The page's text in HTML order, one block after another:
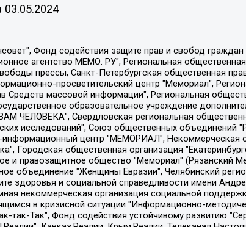
03.05.2024
ответственностью "Ромашки монолит", Важенков Артем Валерьевич, Ивановская областная общественная организация "Центр гендерных исследований", Гурман Юрий Альбертович, Медиапроект "ОВД-Инфо", Егоров Владимир Владимирович, Жилинский Владимир Александрович, Общество с ограниченной ответственностью "ЗП", Иванова София Юрьевна, Карезина Инна Павловна, Кильтау Екатерина Викторовна, Петров Алексей Викторович, Пискунов Сергей Евгеньевич, Смирнов Сергей Сергеевич, Тихонов Михаил Сергеевич, Общество с ограниченной ответственностью "ЖУРНАЛИСТ-ИНОСТРАННЫЙ АГЕНТ", Арапова Галина Юрьевна, Вольтская Татьяна Анатольевна, Американская компания "Mason G.E.S. Anonymous Foundation" (США), являющаяся владельцем интернет-издания https://mnews.world/, Компания "Stichting Bellingcat", зарегистрированная в Нидерландах (дата регистрации 11.07.2018), Захаров Андрей Вячеславович, Клепиковская Екатерина Дмитриевна, Общество с ограниченной ответственностью "МЕМО", Перл Роман Александрович, Симонов Евгений Алексеевич, Соловьева Елена Анатольевна, Сотников Даниил Владимирович, Сурначева Елизавета Дмитриевна, Автономная некоммерческая организация по защите прав человека и информированию населения "Якутия – Наше Мнение", Общество с ограниченной ответственностью "Москоу диджитал медиа", с 26.01.2023 Общество с ограниченной ответственностью "Чайка Белые сады", Ветошкина Валерия Валерьевна, Заговора Максим Александрович, Межрегиональное общественное движение "Российская ЛГБТ - сеть", Оленичев Максим Владимирович, Павлов Иван Юрьевич, Скворцова Елена Сергеевна, Общество с ограниченной ответственностью "Как бы инагент", Кочетков Игорь Викторович, Общество с ограниченной ответственностью "Честные выборы", Еланчик Олег Александрович, Общество с ограниченной ответственностью "Нобелевский призыв", Гималова Регина Эмилевна, Григорьев Андрей Валерьевич, Григорьева Алина Александровна, Ассоциация по содействию защите прав призывников, альтернативнослужащих и военнослужащих "Правозащитная группа "Гражданин.Армия.Право", Хисамова Регина Фаритовна, Автономная некоммерческая организация по реализации социально-правовых программ "Лилит", Дальневосточное общественное движение "Маяк", Санкт-Петербургская ЛГБТ-инициативная группа "Выход", Инициативная группа ЛГБТ+ "Реверс", Алексеев Андрей Викторович, Бекбулатова Таисия Львовна, Беляев Иван Михайлович, Владыкина Елена Сергеевна, Гельман Марат Александрович, Никульшина Вероника Юрьевна, Толоконникова Надежда Андреевна, Шендерович Виктор Анатольевич, Общество с ограниченной ответственностью "Данное сообщение", Общество с ограниченной ответственностью Издательский дом "Новая глава", Айнбиндер Александра Александровна, Московский комьюнити-центр для ЛГБТ+инициатив, Благотворительный фонд развития филантропии, Deutsche Welle (Германия, Kurt-Schumacher-Strasse 3, 53113 Bonn), Борзунова Мария Михайловна, Воробьев Виктор Викторович, Голубева Анна Львовна, Константинова Алла Михайловна, Малкова Ирина Владимировна, Мурадов Мурад Абдулгалимович, Осетинская Елизавета Николаевна, Понасенков Евгений Николаевич, Ганапольский Матвей Юрьевич, Киселев Евгений Алексеевич, Борухович Ирина Григорьевна, Дремин Иван Тимофеевич, Дубровский Дмитрий Викторович, Красноярская региональная общественная организация поддержки и